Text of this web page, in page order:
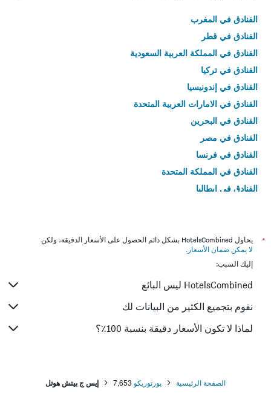
الفنادق في المغرب
الفنادق في قطر
الفنادق في المملكة العربية السعودية
الفنادق في تركيا
الفنادق في إندونيسيا
الفنادق في الامارات العربية المتحدة
الفنادق في البحرين
الفنادق في مصر
الفنادق في فرنسا
الفنادق في المملكة المتحدة
الفنادق في إيطاليا
*
يحاول HotelsCombined بشكل دائم الحصول على الأسعار الدقيقة، ولكن
لا يمكن ضمان الأسعار .
إليك السبب:
HotelsCombined ليس البائع
نقوم بتجميع الكثير من البيانات لك
لماذا لا تكون الأسعار دقيقة بنسبة 100٪؟
الصفحة الرئيسية بورتوريكو 7,653 إيس ج بيتش هوتل